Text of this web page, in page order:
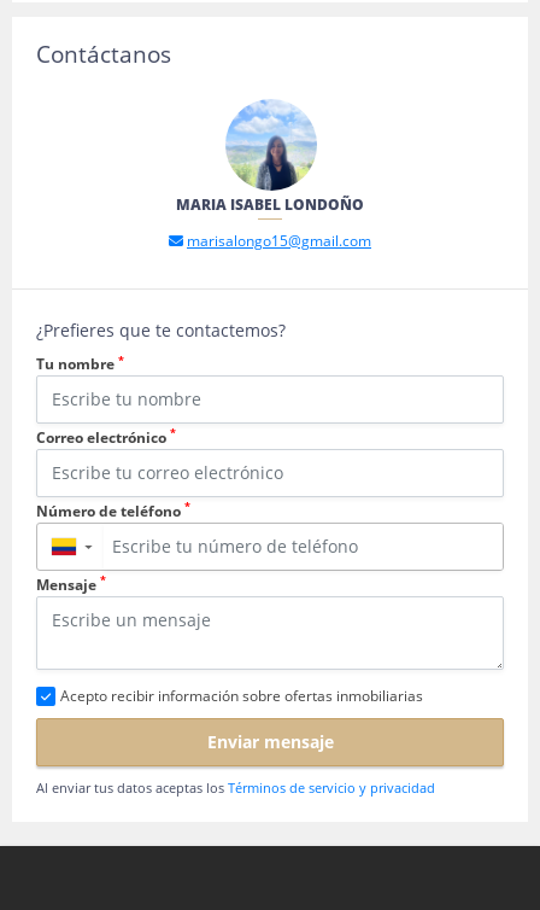
Contáctanos
MARIA ISABEL LONDOÑO
marisalongo15@gmail.com
¿Prefieres que te contactemos?
Tu nombre *
Correo electrónico *
Número de teléfono *
▼
Mensaje *
Acepto recibir información sobre ofertas inmobiliarias
Enviar mensaje
Al enviar tus datos aceptas los Términos de servicio y privacidad